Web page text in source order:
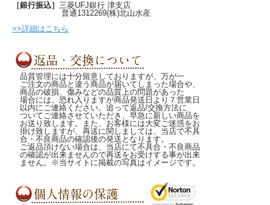
［銀行振込］ 三菱UFJ銀行 津支店
普通1312269(株)北山水産
>>詳細はこちら
品質管理には十分留意しておりますが、万が一
ご注文の商品と違う商品が届いてしまった場合や、
商品の破損、傷みなどの品質上の問題があった
場合には、恐れ入りますが商品発送日より７営業日
以内にご連絡ください。追って返品/交換方法に
ついてご連絡させていただき、早急に新しい商品を
お送り致します。また、お客様には大変ご迷惑をお
掛け致しますが、再送に関しましては、当店で不具
合・不良商品の確認後の発送となります。
ご返品頂けない場合は、当店にて不具合・不良商品
の確認が出来ませんので再送をお受けする事が出来
ません。※当サイトに掲載の写真はイメージです。